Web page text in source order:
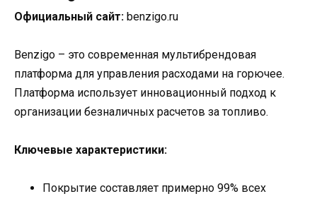
Официальный сайт: benzigo.ru
Benzigo – это современная мультибрендовая
платформа для управления расходами на горючее.
Платформа использует инновационный подход к
организации безналичных расчетов за топливо.
Ключевые характеристики:
Покрытие составляет примерно 99% всех